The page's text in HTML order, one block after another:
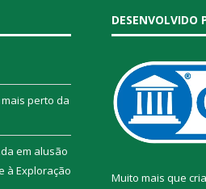
perto da
em alusão
à Exploração
DESENVOLVIDO
Muito mais que